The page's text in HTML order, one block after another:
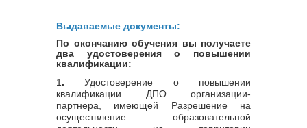
Выдаваемые документы:
По окончанию обучения вы получаете
два удостоверения о повышении
квалификации:
1 .Удостоверение о повышении
квалификации ДПО организации-
партнера, имеющей Разрешение на
осуществление образовательной